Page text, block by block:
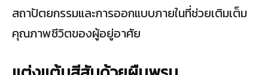
สถาปัตยกรรมและการออกแบบภายในที่ช่วยเติมเต็ม
คุณภาพชีวิตของผู้อยู่อาศัย